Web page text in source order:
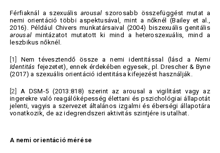
Férfiaknál a szexuális arousal szorosabb összefüggést mutat a
nemi orientáció többi aspektusával, mint a nőknél (Bailey et al.,
2016). Például Chivers munkatársaival (2004) biszexuális genitális
arousal mintázatot mutatott ki mind a heteroszexuális, mind a
leszbikus nőknél.
[1] Nem tévesztendő össze a nemi identitással (lásd a Nemi
Identitás fejezetet), ennek érdekében egyesek, pl. Drescher & Byne
(2017) a szexuális orientáció identitása kifejezést használják.
[2]
A DSM-5 (2013:818) szerint az arousal a vigilitást vagy az
ingerekre való reagálóképesség élettani és pszichológiai állapotát
jelenti, vagyis a szervezet általános izgalmi és éberségi állapotára
vonatkozik, de az idegrendszeri aktivitás szintjére is utalhat.
A nemi orientáció mérése